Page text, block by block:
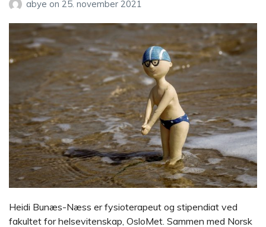
abye on 25. november 2021
Heidi Bunæs-Næss er fysioterapeut og stipendiat ved
fakultet for helsevitenskap, OsloMet. Sammen med Norsk